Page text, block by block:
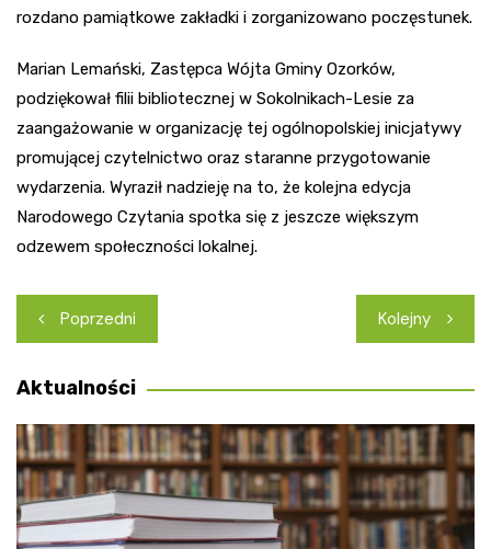
rozdano pamiątkowe zakładki i zorganizowano poczęstunek.
Marian Lemański, Zastępca Wójta Gminy Ozorków,
podziękował filii bibliotecznej w Sokolnikach-Lesie za
zaangażowanie w organizację tej ogólnopolskiej inicjatywy
promującej czytelnictwo oraz staranne przygotowanie
wydarzenia. Wyraził nadzieję na to, że kolejna edycja
Narodowego Czytania spotka się z jeszcze większym
odzewem społeczności lokalnej.
Nawigacja
wpisu
Poprzedni Kolejny
Aktualności